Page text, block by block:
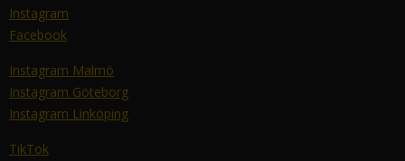
Instagram
Facebook
Instagram Malmö
Instagram Göteborg
Instagram Linköping
TikTok